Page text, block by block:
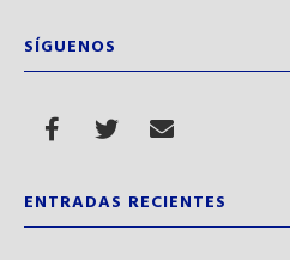
SÍGUENOS
ENTRADAS RECIENTES